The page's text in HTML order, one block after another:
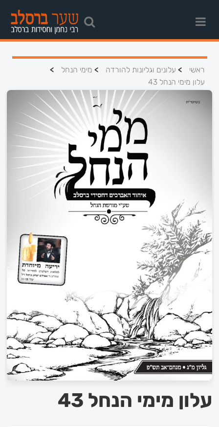
ראשי > עלונים וגליונות להורדה > מימי הנחל >
עלון מימי הנחל 43
עלון מימי הנחל 43